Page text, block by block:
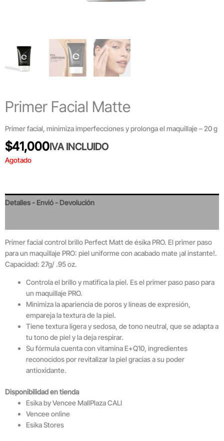
Primer Facial Matte
Primer facial, minimiza imperfecciones y prolonga el maquillaje – 20 g
$41,000IVA INCLUIDO
Agotado
Detalles - Envió - Devolución
Primer facial control brillo Perfect Matt de ésika PRO. El primer paso
para un maquillaje PRO: piel uniforme con acabado mate ¡al instante!.
Capacidad: 27g/ .95 oz.
Controla el brillo y matifica la piel. Es el primer paso paso para
un maquillaje PRO.
Minimiza la apariencia de poros y líneas de expresión,
empareja la textura de la piel.
Tiene textura ligera y sedosa, de tono neutral, que se adapta a
tu tono de piel y la deja respirar.
Su fórmula cuenta con vitamina E+Q10, ingredientes
reconocidos por revitalizar la piel gracias a su poder
antioxidante.
Disponibilidad en tienda
Esika by Vencee MallPlaza CALI
Vencee online
Esika Stores